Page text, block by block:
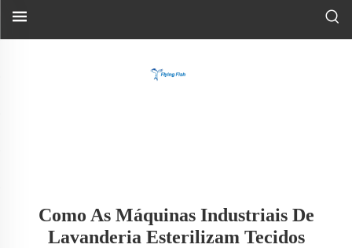
Como As Máquinas Industriais De
Lavanderia Esterilizam Tecidos